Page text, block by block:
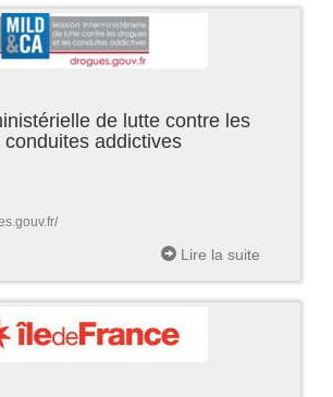
de lutte contre les
addictives
Lire la suite